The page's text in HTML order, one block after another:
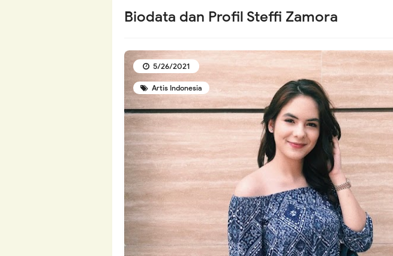
Biodata dan Profil Steffi Zamora
Artis Indonesia
5/26/2021